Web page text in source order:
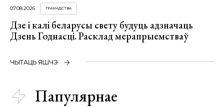
07.08.2026 ГРАМАДСТВА
Дзе і калі беларусы свету будуць адзначаць
Дзень Годнасці. Расклад мерапрыемстваў
ЧЫТАЦЬ ЯШЧЭ
Папулярнае